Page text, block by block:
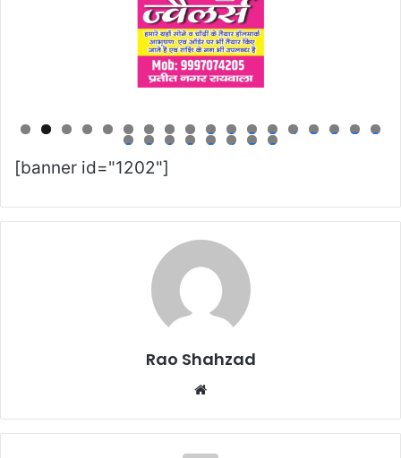
0 1 2 3 4 5 6 7 8
9 0 1 2 3 4 5 6
[banner id="1202"]
Rao Shahzad
Website